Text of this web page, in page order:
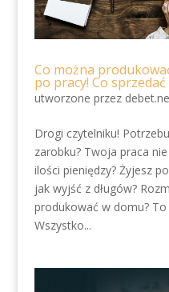
Co można
po pracy! Co
utworzone przez
Drogi czytelniku!
zarobku? Twoja praca
ilości pieniędzy? Żyjesz
jak wyjść z długów?
produkować w domu?
Wszystko...